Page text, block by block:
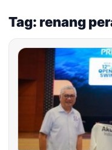
Tag: renang